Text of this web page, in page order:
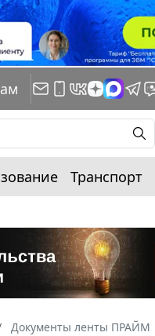
Транспорт
Документы ленты ПРАЙМ